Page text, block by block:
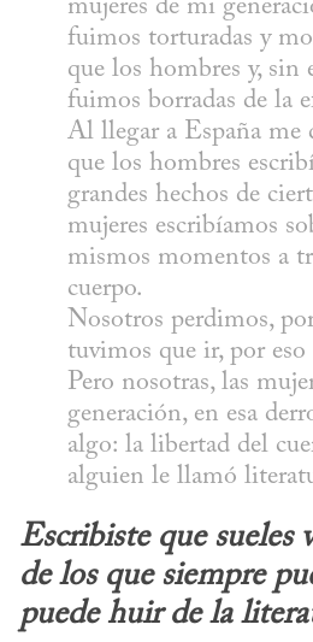
mujeres de mi
fuimos torturadas y
que los hombres y, sin
fuimos borradas de la
Al llegar a España me
que los hombres
grandes hechos de
mujeres escribíamos
mismos momentos a
cuerpo.
Nosotros perdimos,
tuvimos que ir, por
Pero nosotras, las
generación, en esa
algo: la libertad del
alguien le llamó
Escribiste que sueles
de los que siempre
puede huir de la